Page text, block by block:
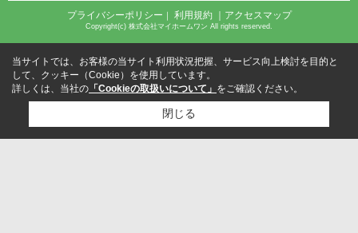
プライバシーポリシー ｜ 利用規約 ｜アクセスマップ
Copyright(c) 株式会社マイホームワン All rights reserved.
当サイトでは、お客様の当サイト利用状況把握、サービス向上検討を目的と
して、クッキー（Cookie）を使用しています。
詳しくは、当社の 「Cookieの取扱いについて」 をご確認ください。
閉じる